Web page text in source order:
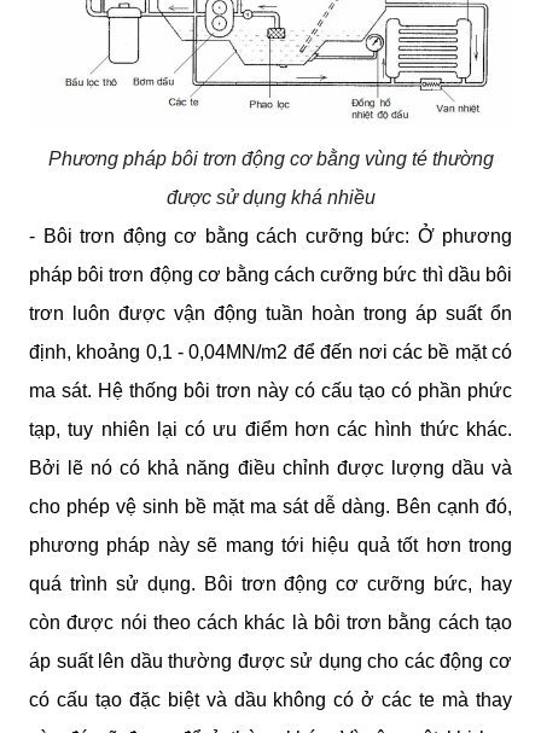
Phương pháp bôi trơn động cơ bằng vùng té thường
được sử dụng khá nhiều
- Bôi trơn động cơ bằng cách cưỡng bức: Ở phương
pháp bôi trơn động cơ bằng cách cưỡng bức thì dầu bôi
trơn luôn được vận động tuần hoàn trong áp suất ổn
định, khoảng 0,1 - 0,04MN/m2 để đến nơi các bề mặt có
ma sát. Hệ thống bôi trơn này có cấu tạo có phần phức
tạp, tuy nhiên lại có ưu điểm hơn các hình thức khác.
Bởi lẽ nó có khả năng điều chỉnh được lượng dầu và
cho phép vệ sinh bề mặt ma sát dễ dàng. Bên cạnh đó,
phương pháp này sẽ mang tới hiệu quả tốt hơn trong
quá trình sử dụng. Bôi trơn động cơ cưỡng bức, hay
còn được nói theo cách khác là bôi trơn bằng cách tạo
áp suất lên dầu thường được sử dụng cho các động cơ
có cấu tạo đặc biệt và dầu không có ở các te mà thay